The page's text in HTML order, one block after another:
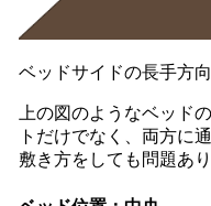
ベッドサイドの長手方
上の図のようなベッド
トだけでなく、両方に
敷き方をしても問題あり